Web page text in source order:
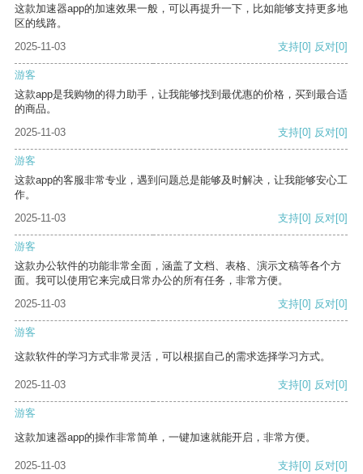
这款加速器app的加速效果一般，可以再提升一下，比如能够支持更多地
区的线路。
2025-11-03
支持[0] 反对[0]
游客
这款app是我购物的得力助手，让我能够找到最优惠的价格，买到最合适
的商品。
2025-11-03
支持[0] 反对[0]
游客
这款app的客服非常专业，遇到问题总是能够及时解决，让我能够安心工
作。
2025-11-03
支持[0] 反对[0]
游客
这款办公软件的功能非常全面，涵盖了文档、表格、演示文稿等各个方
面。我可以使用它来完成日常办公的所有任务，非常方便。
2025-11-03
支持[0] 反对[0]
游客
这款软件的学习方式非常灵活，可以根据自己的需求选择学习方式。
2025-11-03 支持[0] 反对[0]
游客
这款加速器app的操作非常简单，一键加速就能开启，非常方便。
2025-11-03 支持[0] 反对[0]